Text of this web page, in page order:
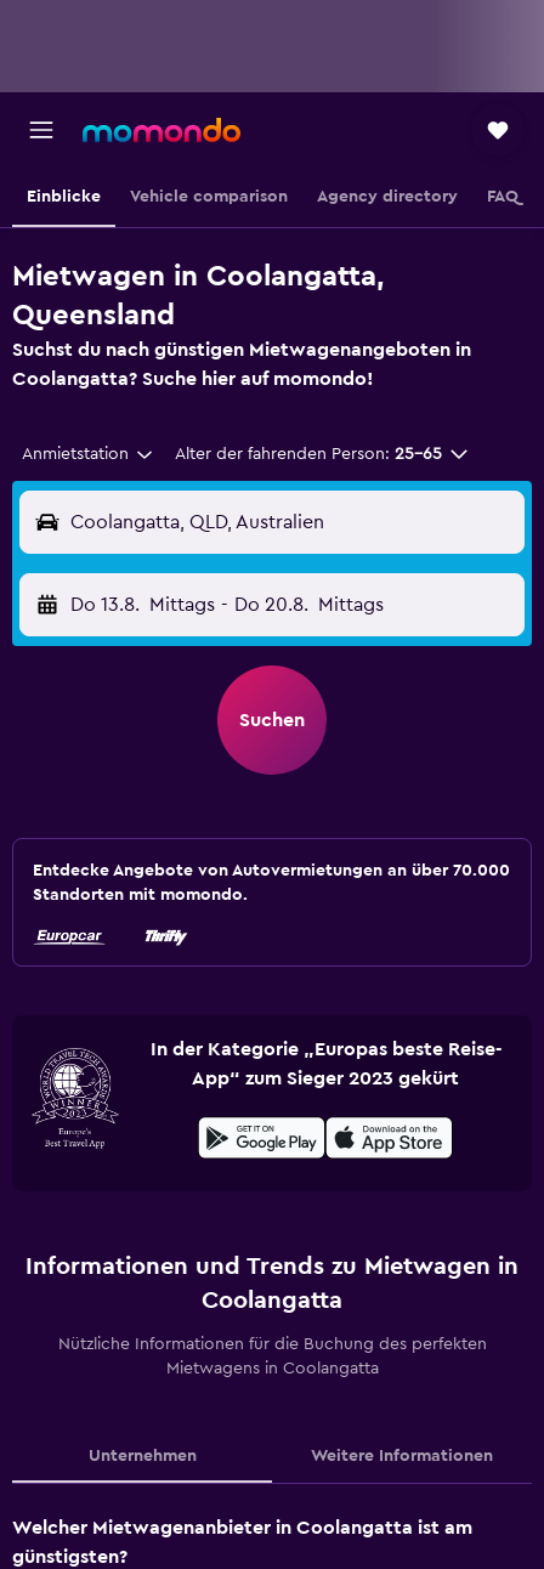
Einblicke Vehicle comparison Agency directory FAQ
Mietwagen in Coolangatta,
Queensland
Suchst du nach günstigen Mietwagenangeboten in
Coolangatta? Suche hier auf momondo!
Anmietstation Alter der fahrenden Person: 25-65
Coolangatta, QLD, Australien
Do 13.8. Mittags - Do 20.8. Mittags
Suchen
Entdecke Angebote von Autovermietungen an über 70.000
Standorten mit momondo.
In der Kategorie „Europas beste Reise-
App“ zum Sieger 2023 gekürt
Informationen und Trends zu Mietwagen in
Coolangatta
Nützliche Informationen für die Buchung des perfekten
Mietwagens in Coolangatta
Unternehmen Weitere Informationen
Welcher Mietwagenanbieter in Coolangatta ist am
günstigsten?